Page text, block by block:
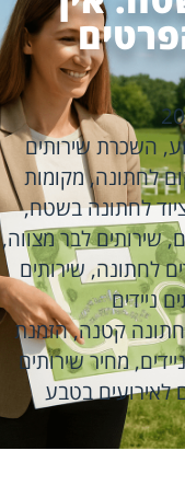
, השכרת שירותים
לחתונה,מקומות
לחתונה בשטח,
,שירותים לבר מצווה,
לחתונה,שירותים
ניידים
חתונה קטנה,הזמנת
,מחיר שירותים
לאירועים בטבע